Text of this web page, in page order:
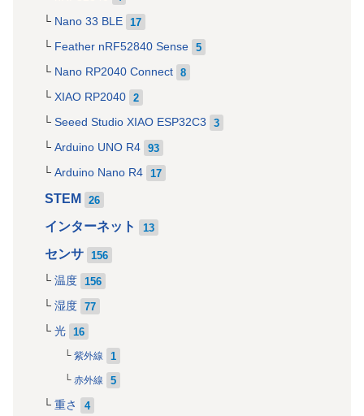
Nano 33 BLE 17
Feather nRF52840 Sense 5
Nano RP2040 Connect 8
XIAO RP2040 2
Seeed Studio XIAO ESP32C3 3
Arduino UNO R4 93
Arduino Nano R4 17
STEM 26
インターネット 13
センサ 156
温度 156
湿度 77
光 16
紫外線 1
赤外線 5
重さ 4